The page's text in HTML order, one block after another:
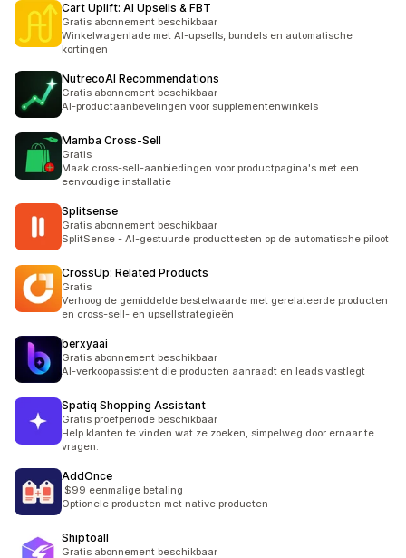
Cart Uplift: AI Upsells & FBT
Gratis abonnement beschikbaar
Winkelwagenlade met AI-upsells, bundels en automatische
kortingen
NutrecoAI Recommendations
Gratis abonnement beschikbaar
AI-productaanbevelingen voor supplementenwinkels
Mamba Cross‑Sell
Gratis
Maak cross-sell-aanbiedingen voor productpagina's met een
eenvoudige installatie
Splitsense
Gratis abonnement beschikbaar
SplitSense - AI-gestuurde producttesten op de automatische piloot
CrossUp: Related Products
Gratis
Verhoog de gemiddelde bestelwaarde met gerelateerde producten
en cross-sell- en upsellstrategieën
berxyaai
Gratis abonnement beschikbaar
AI-verkoopassistent die producten aanraadt en leads vastlegt
Spatiq Shopping Assistant
Gratis proefperiode beschikbaar
Help klanten te vinden wat ze zoeken, simpelweg door ernaar te
vragen.
AddOnce
$99 eenmalige betaling
Optionele producten met native producten
Shiptoall
Gratis abonnement beschikbaar